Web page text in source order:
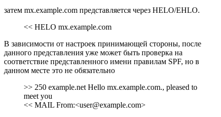
затем mx.example.com представляется через HELO/EHLO.
<< HELO mx.example.com
В зависимости от настроек принимающей стороны, после
данного представления уже может быть проверка на
соответствие представленного имени правилам SPF, но в
данном месте это не обязательно
>> 250 example.net Hello mx.example.com., pleased to
meet you
<< MAIL From:<user@example.com>